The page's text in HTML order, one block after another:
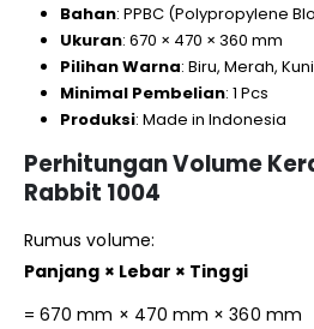
Bahan: PPBC (Polypropylene
Ukuran: 670 × 470 × 360 mm
Pilihan Warna: Biru, Merah,
Minimal Pembelian: 1 Pcs
Produksi: Made in Indonesia
Perhitungan Volume
Rabbit 1004
Rumus volume:
Panjang × Lebar × Tinggi
= 670 mm × 470 mm × 360 mm